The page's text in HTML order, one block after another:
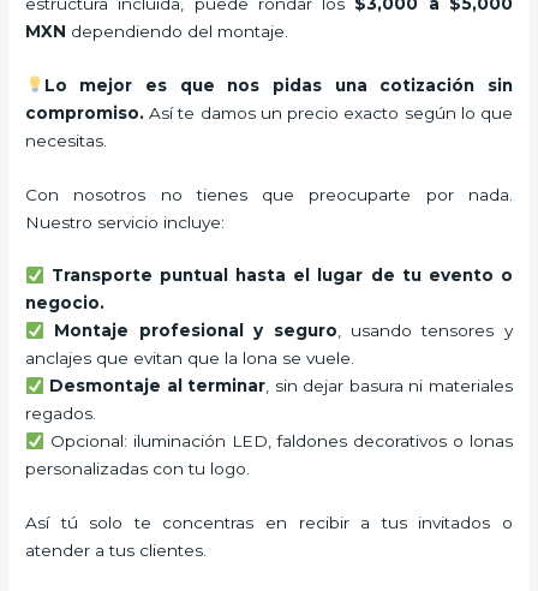
MXN dependiendo del montaje.
Lo mejor es que nos pidas una cotización sin
compromiso. Así te damos un precio exacto según lo que
necesitas.
Con nosotros no tienes que preocuparte por nada.
Nuestro servicio incluye:
Transporte puntual hasta el lugar de tu evento o
negocio.
Montaje profesional y seguro, usando tensores y
anclajes que evitan que la lona se vuele.
Desmontaje al terminar, sin dejar basura ni materiales
regados.
Opcional: iluminación LED, faldones decorativos o lonas
personalizadas con tu logo.
Así tú solo te concentras en recibir a tus invitados o
atender a tus clientes.